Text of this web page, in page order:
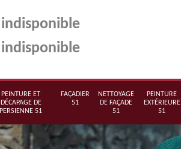
indisponible
indisponible
PEINTURE ET
DÉCAPAGE DE
PERSIENNE 51
FAÇADIER
51
NETTOYAGE
DE FAÇADE
51
PEINTURE
EXTÉRIEURE
51